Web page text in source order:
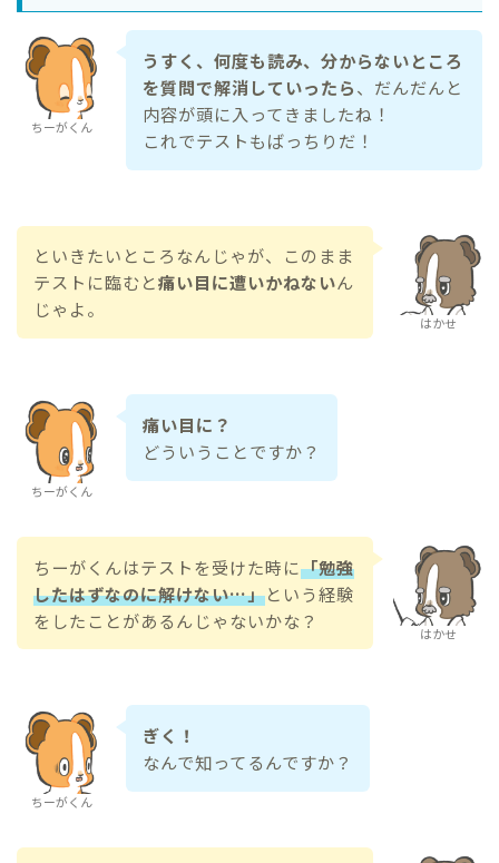
ちーがくん
うすく、何度も読み、分からないところ
を質問で解消していったら、だんだんと
内容が頭に入ってきましたね！
これでテストもばっちりだ！
はかせ
といきたいところなんじゃが、このまま
テストに臨むと痛い目に遭いかねないん
じゃよ。
ちーがくん
痛い目に？
どういうことですか？
はかせ
ちーがくんはテストを受けた時に「勉強
したはずなのに解けない…」という経験
をしたことがあるんじゃないかな？
ちーがくん
ぎく！
なんで知ってるんですか？